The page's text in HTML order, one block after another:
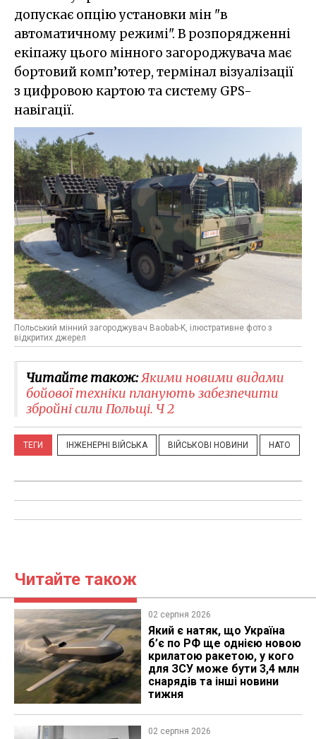
допускає опцію установки мін "в
автоматичному режимі". В розпорядженні
екіпажу цього мінного загороджувача має
бортовий комп’ютер, термінал візуалізації
з цифровою картою та систему GPS-
навігації.
Польський мінний загороджувач Baobab-K, ілюстративне фото з
відкритих джерел
Читайте також:Якими новими видами
бойової техніки планують забезпечити
збройні сили Польщі. Ч 2
ТЕГИ ІНЖЕНЕРНІ ВІЙСЬКА ВІЙСЬКОВІ НОВИНИ НАТО
Читайте також
02 серпня 2026
Який є натяк, що Україна
б’є по РФ ще однією новою
крилатою ракетою, у кого
для ЗСУ може бути 3,4 млн
снарядів та інші новини
тижня
02 серпня 2026